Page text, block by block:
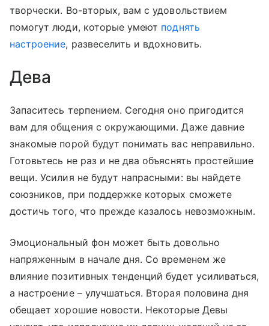
творчески. Во-вторых, вам с удовольствием
помогут люди, которые умеют поднять
настроение, развеселить и вдохновить.
Дева
Запаситесь терпением. Сегодня оно пригодится
вам для общения с окружающими. Даже давние
знакомые порой будут понимать вас неправильно.
Готовьтесь не раз и не два объяснять простейшие
вещи. Усилия не будут напрасными: вы найдете
союзников, при поддержке которых сможете
достичь того, что прежде казалось невозможным.
Эмоциональный фон может быть довольно
напряженным в начале дня. Со временем же
влияние позитивных тенденций будет усиливаться,
а настроение – улучшаться. Вторая половина дня
обещает хорошие новости. Некоторые Девы